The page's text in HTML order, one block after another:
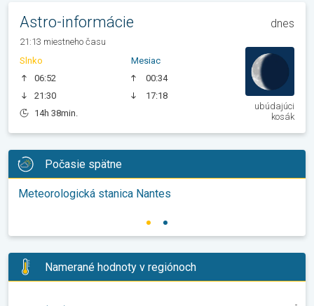
Astro-informácie dnes
21:13 miestneho času
Slnko
06:52
21:30
14h 38min.
Mesiac
00:34
17:18
ubúdajúci
kosák
Počasie spätne
Meteorologická stanica Nantes
Namerané hodnoty v regiónoch